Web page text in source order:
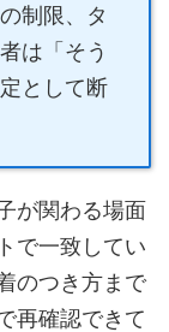
制限、タ
は「そう
として断
が関わる場面
で一致してい
のつき方まで
再確認できて